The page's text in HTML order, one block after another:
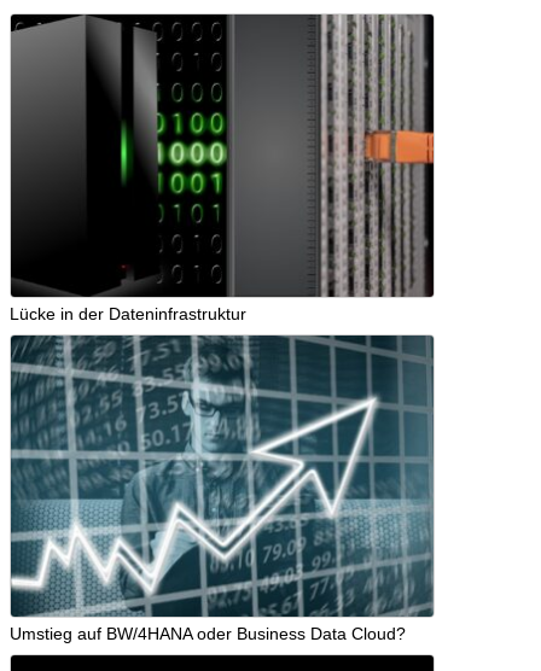
Lücke in der Dateninfrastruktur
Umstieg auf BW/4HANA oder Business Data Cloud?